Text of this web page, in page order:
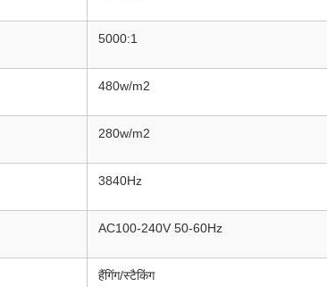
5000:1
480w/m2
280w/m2
3840Hz
AC100-240V 50-60Hz
हैंगिंग/स्टैकिंग